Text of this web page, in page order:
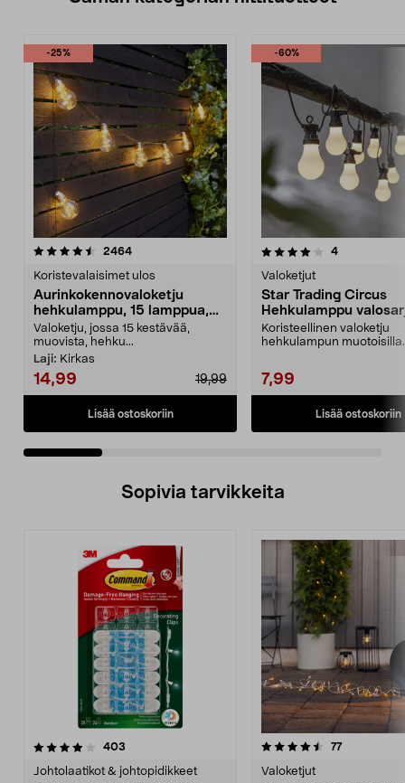
-25%
2464arvostelut
Koristevalaisimet ulos
Aurinkokennovaloketju
hehkulamppu, 15 lamppua,
7,2 m
Valoketju, jossa 15 kestävää,
muovista, hehku...
Laji: Kirkas
14,99 19,99
Lisää ostoskoriin
-60%
4.0 viidestä
4arvostelut
Valoketjut
Star Trading Circus
Hehkulamppu
10 LED
Koristeellinen valoketju
hehkulampun muotoisilla
7,99
Lisää ostoskoriin
4.5 viidestä
Sopivia tarvikkeita
403
Johtolaatikot & johtopidikkeet
4.5viidestä
77arvostelut
Valoketjut
4.0viidestä